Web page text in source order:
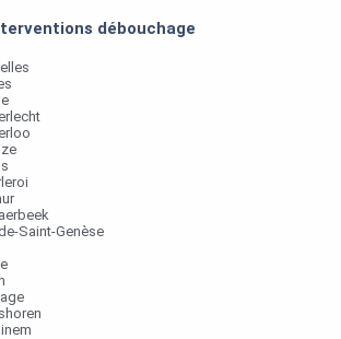
débouchage
Saint-Genèse